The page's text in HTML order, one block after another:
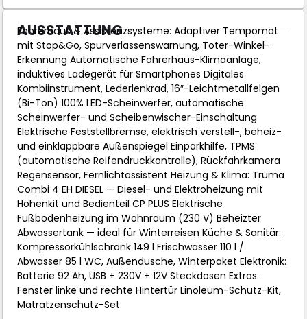
AUSSTATTUNG
Fahrerhaus & Assistenzsysteme: Adaptiver Tempomat
mit Stop&Go, Spurverlassenswarnung, Toter-Winkel-
Erkennung Automatische Fahrerhaus-Klimaanlage,
induktives Ladegerät für Smartphones Digitales
Kombiinstrument, Lederlenkrad, 16″-Leichtmetallfelgen
(Bi-Ton) 100% LED-Scheinwerfer, automatische
Scheinwerfer- und Scheibenwischer-Einschaltung
Elektrische Feststellbremse, elektrisch verstell-, beheiz-
und einklappbare Außenspiegel Einparkhilfe, TPMS
(automatische Reifendruckkontrolle), Rückfahrkamera
Regensensor, Fernlichtassistent Heizung & Klima: Truma
Combi 4 EH DIESEL — Diesel- und Elektroheizung mit
Höhenkit und Bedienteil CP PLUS Elektrische
Fußbodenheizung im Wohnraum (230 V) Beheizter
Abwassertank — ideal für Winterreisen Küche & Sanitär:
Kompressorkühlschrank 149 l Frischwasser 110 l /
Abwasser 85 l WC, Außendusche, Winterpaket Elektronik:
Batterie 92 Ah, USB + 230V + 12V Steckdosen Extras:
Fenster linke und rechte Hintertür Linoleum-Schutz-Kit,
Matratzenschutz-Set